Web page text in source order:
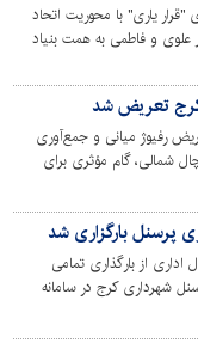
یاری" با محوریت اتحاد
علوی و فاطمی به همت بنیاد
با مشارکت شهرداری کرج در تالار
شهیدان نژادفلاح روز چهارشنبه ۱۹ آذرماه برگزار شد. تجلیل از
صاحبان آثار برگزیده جشنواره و اهدای 110 کمک هزینه سفر به
بود.
کرج تعریض شد
کرج، با تعریض رفیوژ میانی و جمع‌آوری
شمالی، گام مؤثری برای
ایمنی عابران پیاده
پرسنل بارگزاری شد
از بارگذاری تمامی
شهرداری کرج در سامانه
داد.